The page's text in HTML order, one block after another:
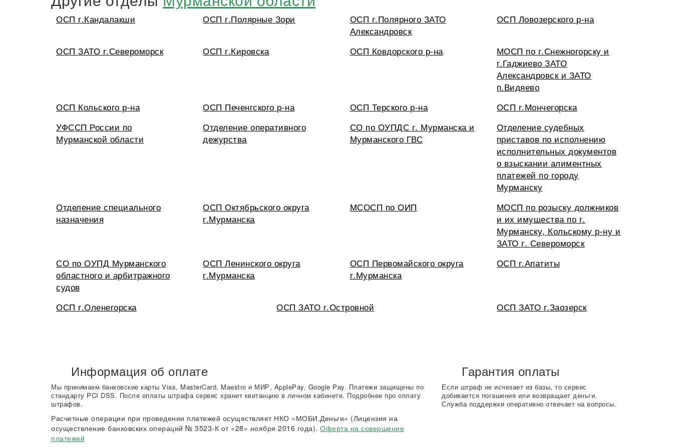
ОСП г.Кандалакши ОСП г.Полярные Зори
ОСП г.Полярного ЗАТО
Александровск
ОСП Ловозерского р-на
ОСП ЗАТО г.Североморск ОСП г.Кировска ОСП Ковдорского р-на
МОСП по г.Снежногорску и
г.Гаджиево ЗАТО
Александровск и ЗАТО
п.Видяево
ОСП Кольского р-на
ОСП Печенгского р-на ОСП Терского р-на
ОСП г.Мончегорска
УФССП России по
Мурманской области
Отделение оперативного
дежурства
СО по ОУПДС г. Мурманска и
Мурманского ГВС
Отделение судебных
приставов по исполнению
исполнительных документов
о взыскании алиментных
платежей по городу
Мурманску
Отделение специального
назначения
ОСП Октябрьского округа
г.Мурманска
МСОСП по ОИП
МОСП по розыску должников
и их имущества по г.
Мурманску, Кольскому р-ну и
ЗАТО г. Североморск
СО по ОУПД Мурманского
областного и арбитражного
судов
ОСП Ленинского округа
г.Мурманска
ОСП Первомайского округа
г.Мурманска
ОСП г.Апатиты
ОСП г.Оленегорска ОСП ЗАТО г.Островной ОСП ЗАТО г.Заозерск
Информация об оплате
Мы принимаем банковские карты Vias, MasterCard, Maestro и МИР, ApplePay, Google Pay. Платежи защищены по
стандарту PCI DSS. После оплаты штрафа сервис хранит квитанцию в личном кабинете. Подробнее про оплату
штрафов.
Расчетные операции при проведении платежей осуществляет НКО «МОБИ.Деньги» (Лицензия на
осуществление банковских операций № 3523-К от «28» ноября 2016 года). Оферта на совершение
платежей
Гарантия оплаты
Если штраф не исчезает из базы, то сервис
добивается погашения или возвращает деньги.
Служба поддержки оперативно отвечает на вопросы.